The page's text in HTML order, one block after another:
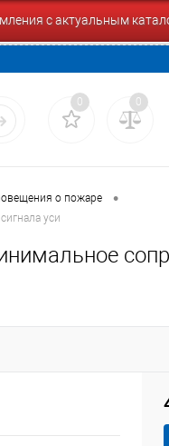
с актуальным
0 0
о пожаре •
уси